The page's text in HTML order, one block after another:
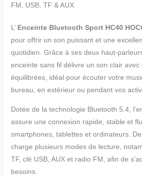
FM, USB, TF & AUX
L’ Enceinte Bluetooth Sport HC40
pour offrir un son puissant et une
quotidien. Grâce à ses deux haut-
enceinte sans fil délivre un son clair avec
équilibrées, idéal pour écouter votre
bureau, en extérieur ou pendant vos
Dotée de la technologie Bluetooth 5.4,
assure une connexion rapide, stable et
smartphones, tablettes et ordinateurs.
charge plusieurs modes de lecture,
TF, clé USB, AUX et radio FM, afin de
besoins.